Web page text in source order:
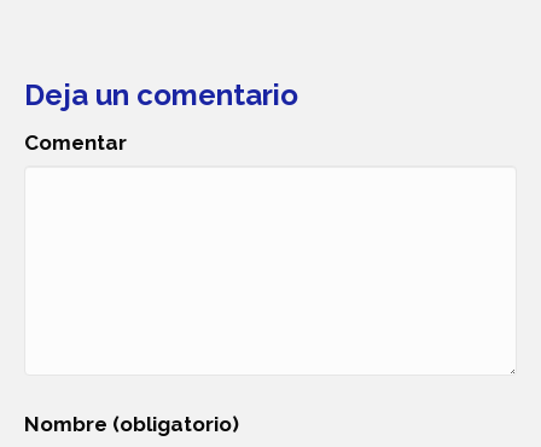
Deja un comentario
Comentar
Nombre (obligatorio)